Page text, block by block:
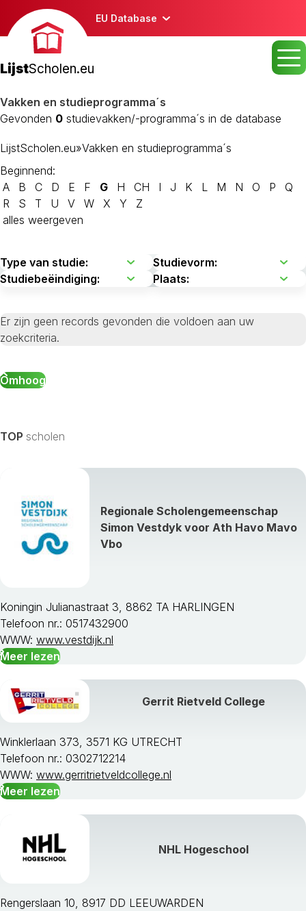
EU Database
LijstScholen.eu
Vakken en studieprogramma´s
Gevonden 0 studievakken/-programma´s in de database
LijstScholen.eu»Vakken en studieprogramma´s
Beginnend:
A
B C D E F G H CH I J K L M N O P
Q
R
S T U V W X Y
Z
alles weergeven
Er zijn geen records gevonden die voldoen aan uw
zoekcriteria.
Omhoog
TOP scholen
Regionale Scholengemeenschap
Simon Vestdyk voor Ath Havo Mavo
Vbo
Koningin Julianastraat 3, 8862 TA HARLINGEN
Telefoon nr.: 0517432900
WWW: www.vestdijk.nl
Meer lezen
Gerrit Rietveld College
Winklerlaan 373, 3571 KG UTRECHT
Telefoon nr.: 0302712214
WWW: www.gerritrietveldcollege.nl
Meer lezen
NHL Hogeschool
Rengerslaan 10, 8917 DD LEEUWARDEN